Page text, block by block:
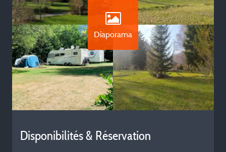
Diaporama
Disponibilités & Réservation